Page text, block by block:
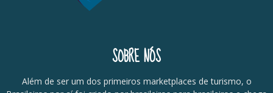
SOBRE NÓS
Além de ser um dos primeiros marketplaces de turismo, o